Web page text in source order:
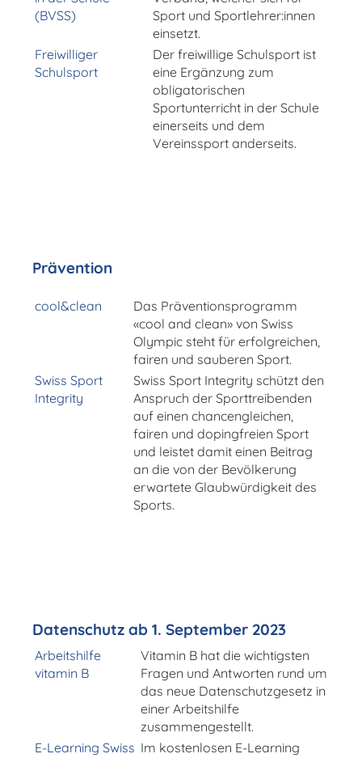
(BVSS)
Sport und Sportlehrer:innen
einsetzt.
Freiwilliger
Schulsport
Der freiwillige Schulsport ist
eine Ergänzung zum
obligatorischen
Sportunterricht in der Schule
einerseits und dem
Vereinssport anderseits.
Prävention
cool&clean
Das Präventionsprogramm
«cool and clean» von Swiss
Olympic steht für erfolgreichen,
fairen und sauberen Sport.
Swiss Sport
Integrity
Swiss Sport Integrity schützt den
Anspruch der Sporttreibenden
auf einen chancengleichen,
fairen und dopingfreien Sport
und leistet damit einen Beitrag
an die von der Bevölkerung
erwartete Glaubwürdigkeit des
Sports.
Datenschutz ab 1. September 2023
Arbeitshilfe
vitamin B
Vitamin B hat die wichtigsten
Fragen und Antworten rund um
das neue Datenschutzgesetz in
einer Arbeitshilfe
zusammengestellt.
E-Learning Swiss Im kostenlosen E-Learning